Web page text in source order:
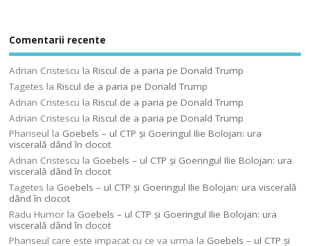
Comentarii recente
Adrian Cristescu laRiscul de a paria pe Donald Trump
Tagetes laRiscul de a paria pe Donald Trump
Adrian Cristescu laRiscul de a paria pe Donald Trump
Adrian Cristescu laRiscul de a paria pe Donald Trump
Phariseul la Goebels – ul CTP şi Goeringul Ilie Bolojan: ura
viscerală dând în clocot
Adrian Cristescu la Goebels – ul CTP şi Goeringul Ilie Bolojan: ura
viscerală dând în clocot
Tagetes la Goebels – ul CTP şi Goeringul Ilie Bolojan: ura viscerală
dând în clocot
Radu Humor la Goebels – ul CTP şi Goeringul Ilie Bolojan: ura
viscerală dând în clocot
Phariseul care este impacat cu ce va urma la Goebels – ul CTP şi